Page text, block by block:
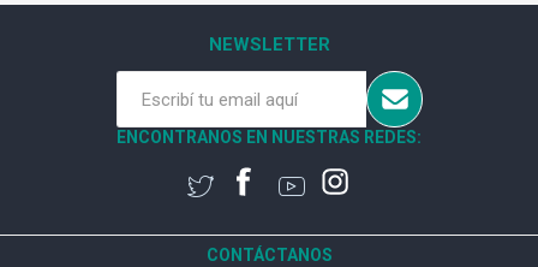
NEWSLETTER
ENCONTRANOS EN NUESTRAS REDES:
CONTÁCTANOS